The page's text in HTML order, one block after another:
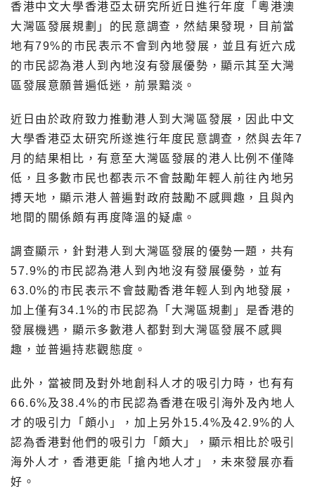
香港中文大學香港亞太研究所近日進行年度「粵港澳
大灣區發展規劃」的民意調查，然結果發現，目前當
地有79%的市民表示不會到內地發展，並且有近六成
的市民認為港人到內地沒有發展優勢，顯示其至大灣
區發展意願普遍低迷，前景黯淡。
近日由於政府致力推動港人到大灣區發展，因此中文
大學香港亞太研究所遂進行年度民意調查，然與去年7
月的結果相比，有意至大灣區發展的港人比例不僅降
低，且多數市民也都表示不會鼓勵年輕人前往內地另
搏天地，顯示港人普遍對政府鼓勵不感興趣，且與內
地間的關係頗有再度降溫的疑慮。
調查顯示，針對港人到大灣區發展的優勢一題，共有
57.9%的市民認為港人到內地沒有發展優勢，並有
63.0%的市民表示不會鼓勵香港年輕人到內地發展，
加上僅有34.1%的市民認為「大灣區規劃」是香港的
發展機遇，顯示多數港人都對到大灣區發展不感興
趣，並普遍持悲觀態度。
此外，當被問及對外地創科人才的吸引力時，也有有
66.6%及38.4%的市民認為香港在吸引海外及內地人
才的吸引力「頗小」，加上另外15.4%及42.9%的人
認為香港對他們的吸引力「頗大」，顯示相比於吸引
海外人才，香港更能「搶內地人才」，未來發展亦看
好。